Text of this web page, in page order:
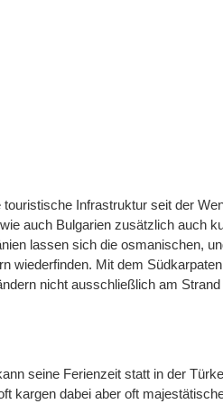
Infrastruktur seit der
auch Bulgarien zusätzlich auch
lassen sich die osmanischen,
wiederfinden. Mit dem
nicht ausschließlich am
seine Ferienzeit statt in der
kargen dabei aber oft